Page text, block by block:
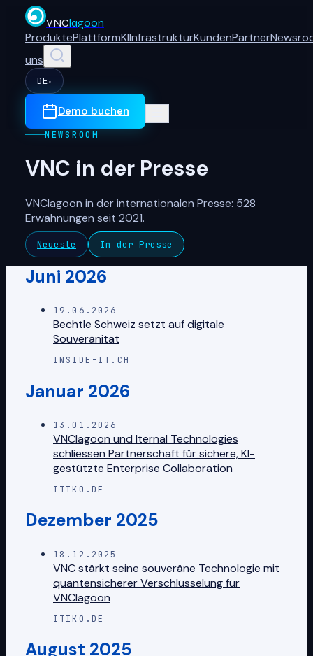
VNClagoon
ProduktePlattformKIInfrastrukturKundenPartner
uns
DE ▾
Demo buchen
NEWSROOM
VNC in der Presse
VNClagoon in der internationalen Presse: 528
Erwähnungen seit 2021.
Neueste In der Presse
Juni 2026
19.06.2026
Bechtle Schweiz setzt auf digitale
Souveränität
INSIDE-IT.CH
Januar 2026
13.01.2026
VNClagoon und Iternal Technologies
schliessen Partnerschaft für sichere, KI-
gestützte Enterprise Collaboration
ITIKO.DE
Dezember 2025
18.12.2025
VNC stärkt seine souveräne Technologie mit
quantensicherer Verschlüsselung für
VNClagoon
ITIKO.DE
August 2025